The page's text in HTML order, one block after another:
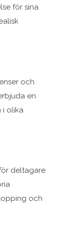
för sina
och
en
i olika
deltagare
och